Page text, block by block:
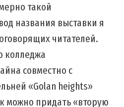
такой
названия выставки я
читателей.
колледжа
совместно с
«Golan heights»
можно придать «вторую